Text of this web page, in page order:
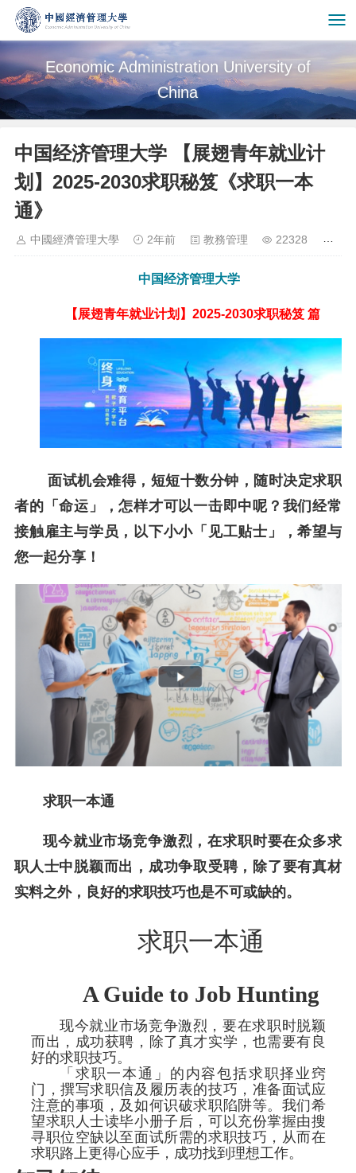
Economic Administration University of
China
中国经济管理大学 【展翅青年就业计
划】2025-2030求职秘笈《求职一本
通》
中國經濟管理大學 2年前 教務管理 22328
中国经济管理大学
【展翅青年就业计划】2025-2030求职秘笈 篇
面试机会难得，短短十数分钟，随时决定求职
者的「命运」，怎样才可以一击即中呢？我们经常
接触雇主与学员，以下小小「见工贴士」，希望与
您一起分享！
求职一本通
现今就业市场竞争激烈，在求职时要在众多求
职人士中脱颖而出，成功争取受聘，除了要有真材
实料之外，良好的求职技巧也是不可或缺的。
求职一本通
A Guide to Job Hunting
现今就业市场竞争激烈，要在求职时脱颖
而出，成功获聘，除了真才实学，也需要有良
好的求职技巧。
「求职一本通」的内容包括求职择业窍
门，撰写求职信及履历表的技巧，准备面试应
注意的事项，及如何识破求职陷阱等。我们希
望求职人士读毕小册子后，可以充份掌握由搜
寻职位空缺以至面试所需的求职技巧，从而在
求职路上更得心应手，成功找到理想工作。